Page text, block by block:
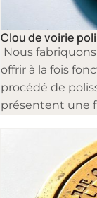
Clous de voirie
Clou de voirie poli
Nous
offrir à la fois
procédé de
présentent une